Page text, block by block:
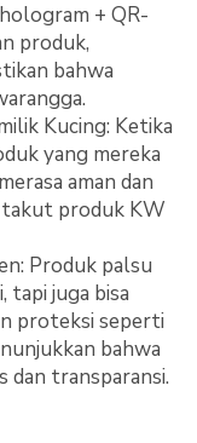
+ QR-
produk,
bahwa
Kucing: Ketika
yang mereka
aman dan
takut produk KW
Produk palsu
tapi juga bisa
proteksi seperti
bahwa
dan transparansi.